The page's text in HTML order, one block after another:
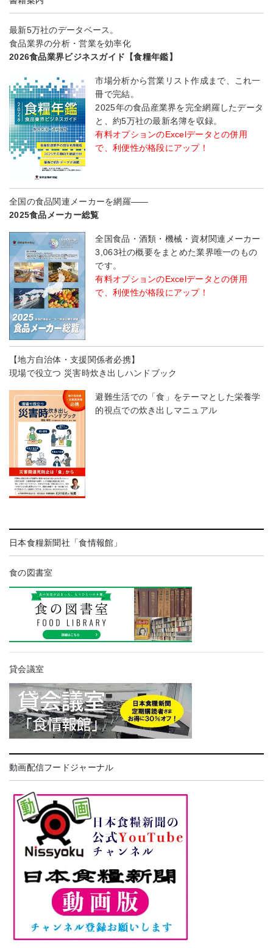
最新5万社のデータベース。
食品業界の分析・営業を効率化
2026食品業界ビジネスガイド【食糧年鑑】
市場分析から営業リスト作成まで、これ一
冊で完結。
2025年の食品産業界を完全網羅したデータ
と、約5万社の最新名簿を収録。
有料オプションのExcelデータとの併用
で、利便性が格段にアップ！
全国の食品関連メーカーを網羅――
2025食品メーカー総覧
全国食品・酒類・機械・資材関連メーカー
3,063社の概要をまとめた業界唯一のもの
です。
有料オプションのExcelデータとの併用
で、利便性が格段にアップ！
【地方自治体・支援関係者必携】
現場で役立つ 災害時炊き出しハンドブック
避難生活での「食」をテーマとした栄養学
的視点での炊き出しマニュアル
日本食糧新聞社「食情報館」
食の図書室
貸会議室
動画配信フードジャーナル